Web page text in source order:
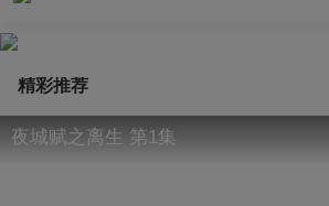
精彩推荐
夜城赋之离生 第1集